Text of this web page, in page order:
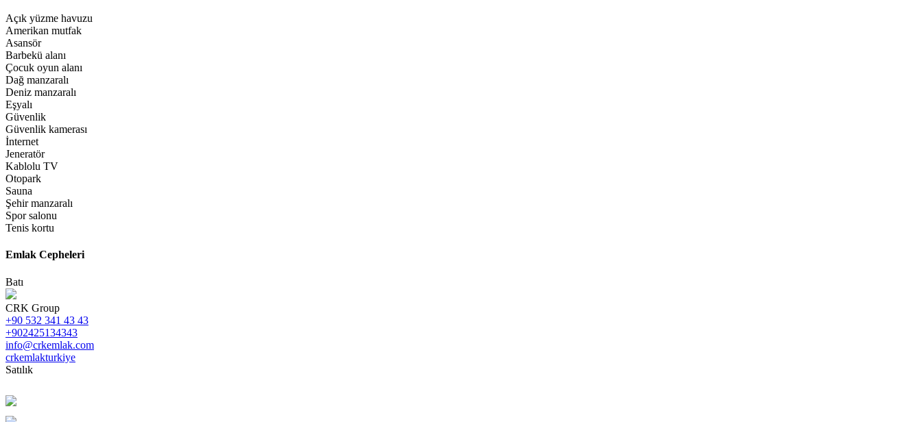
Açık yüzme havuzu
Amerikan mutfak
Asansör
Barbekü alanı
Çocuk oyun alanı
Dağ manzaralı
Deniz manzaralı
Eşyalı
Güvenlik
Güvenlik kamerası
İnternet
Jeneratör
Kablolu TV
Otopark
Sauna
Şehir manzaralı
Spor salonu
Tenis kortu
Emlak Cepheleri
Batı
CRK Group
+90 532 341 43 43
+902425134343
info@crkemlak.com
crkemlakturkiye
Satılık